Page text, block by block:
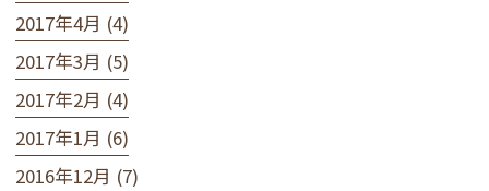
2017年4月 (4)
2017年3月 (5)
2017年2月 (4)
2017年1月 (6)
2016年12月 (7)